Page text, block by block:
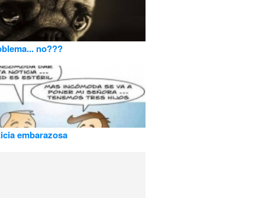
no???
embarazosa